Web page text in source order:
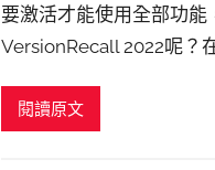
要激活才能使用全部功能
VersionRecall 2022呢？
閱讀原文